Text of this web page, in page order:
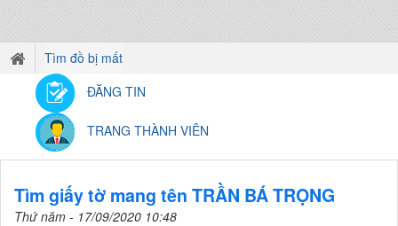
Tìm đồ bị mất
ĐĂNG TIN
TRANG THÀNH VIÊN
Tìm giấy tờ mang tên TRẦN BÁ TRỌNG
Thứ năm - 17/09/2020 10:48